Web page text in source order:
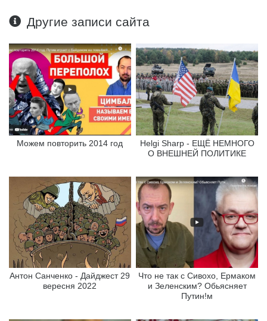
Другие записи сайта
Можем повторить 2014 год
Helgi Sharp - ЕЩЁ НЕМНОГО
О ВНЕШНЕЙ ПОЛИТИКЕ
Антон Санченко - Дайджест 29
вересня 2022
Что не так с Сивохо, Ермаком
и Зеленским? Обьясняет
Путин!м